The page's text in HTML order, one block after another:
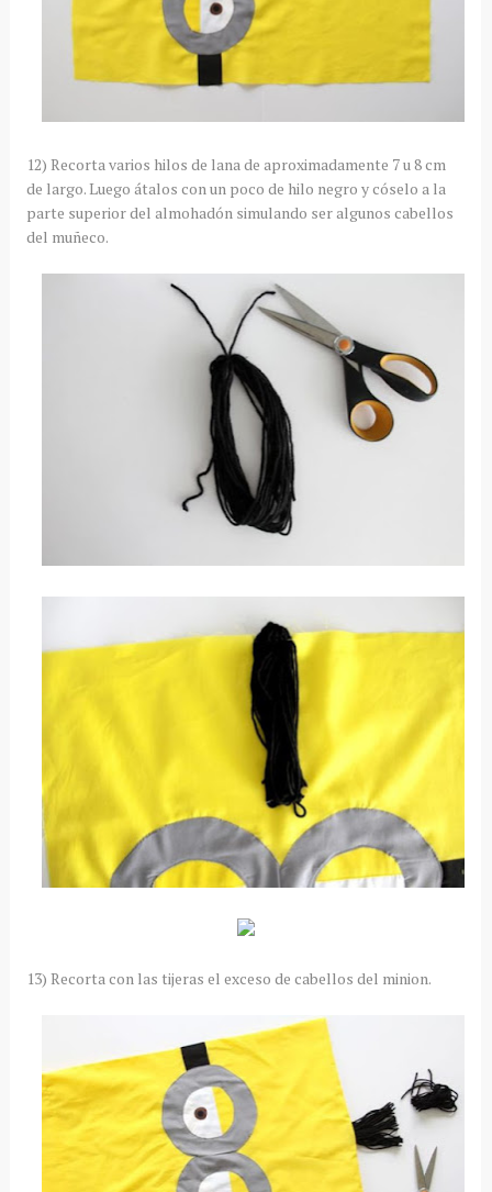
12) Recorta varios hilos de lana de aproximadamente 7 u 8 cm
de largo. Luego átalos con un poco de hilo negro y cóselo a la
parte superior del almohadón simulando ser algunos cabellos
del muñeco.
13) Recorta con las tijeras el exceso de cabellos del minion.